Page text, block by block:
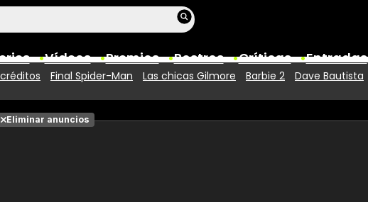
Vídeos Premios Rostros Críticas Entradas
Fotos
Premios
Final Spider-Man Las chicas Gilmore Barbie 2 Dave Bautista
Eliminar anuncios